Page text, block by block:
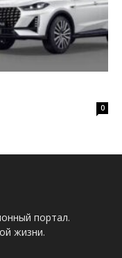
0
портал.
жизни.